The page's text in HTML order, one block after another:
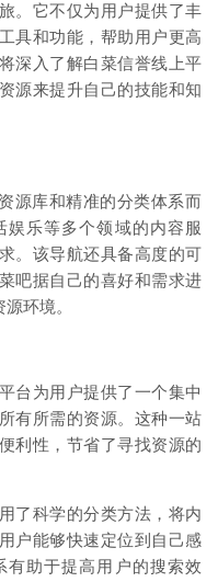
。它不仅为用户提供了丰
具和功能，帮助用户更高
深入了解白菜信誉线上平
源来提升自己的技能和知
源库和精准的分类体系而
娱乐等多个领域的内容服
。该导航还具备高度的可
吧据自己的喜好和需求进
环境。
台为用户提供了一个集中
有所需的资源。这种一站
利性，节省了寻找资源的
了科学的分类方法，将内
户能够快速定位到自己感
有助于提高用户的搜索效